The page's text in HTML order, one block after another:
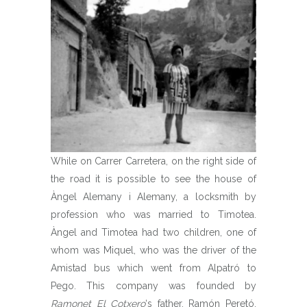
While on Carrer Carretera, on the right side of
the road it is possible to see the house of
Àngel Alemany i Alemany, a locksmith by
profession who was married to Timotea.
Àngel and Timotea had two children, one of
whom was Miquel, who was the driver of the
Amistad bus which went from Alpatró to
Pego. This company was founded by
Ramonet El Cotxero‘s father, Ramón Peretó,